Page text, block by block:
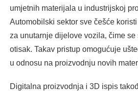
umjetnih materijala u industrijskoj
Automobilski sektor sve češće
za unutarnje dijelove vozila, čime
otisak. Takav pristup omogućuje
u odnosu na proizvodnju novih
Digitalna proizvodnja i 3D ispis